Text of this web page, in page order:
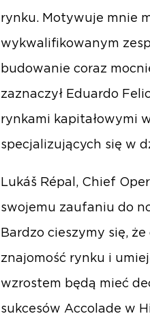
rynku. Motywuje mnie
wykwalifikowanym
budowanie coraz
zaznaczył Eduardo
rynkami kapitałowymi
specjalizujących się w
Lukáš Répal, Chief
swojemu zaufaniu do
Bardzo cieszymy się,
znajomość rynku i
wzrostem będą mieć
sukcesów Accolade w